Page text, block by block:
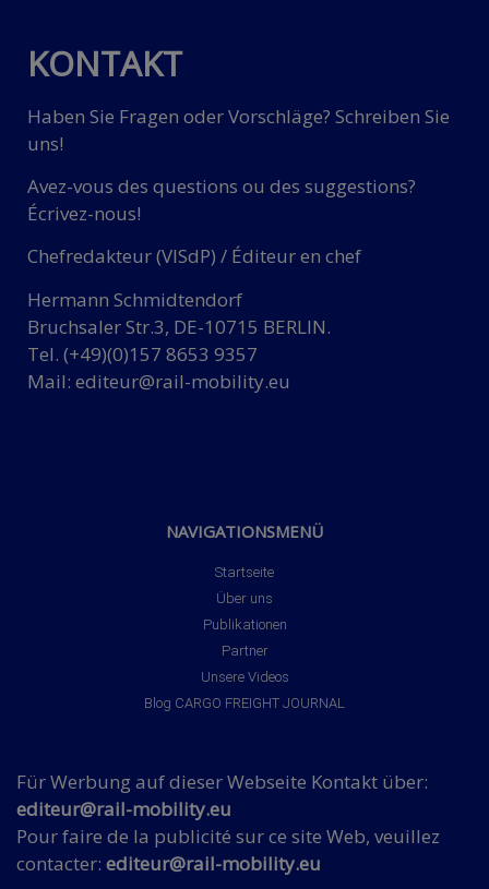
KONTAKT
Haben Sie Fragen oder Vorschläge? Schreiben Sie
uns!
Avez-vous des questions ou des suggestions?
Écrivez-nous!
Chefredakteur (VISdP) / Éditeur en chef
Hermann Schmidtendorf
Bruchsaler Str.3, DE-10715 BERLIN.
Tel. (+49)(0)157 8653 9357
Mail: editeur@rail-mobility.eu
NAVIGATIONSMENÜ
Startseite
Über uns
Publikationen
Partner
Unsere Videos
Blog CARGO FREIGHT JOURNAL
Für Werbung auf dieser Webseite Kontakt über:
editeur@rail-mobility.eu
Pour faire de la publicité sur ce site Web, veuillez
contacter: editeur@rail-mobility.eu